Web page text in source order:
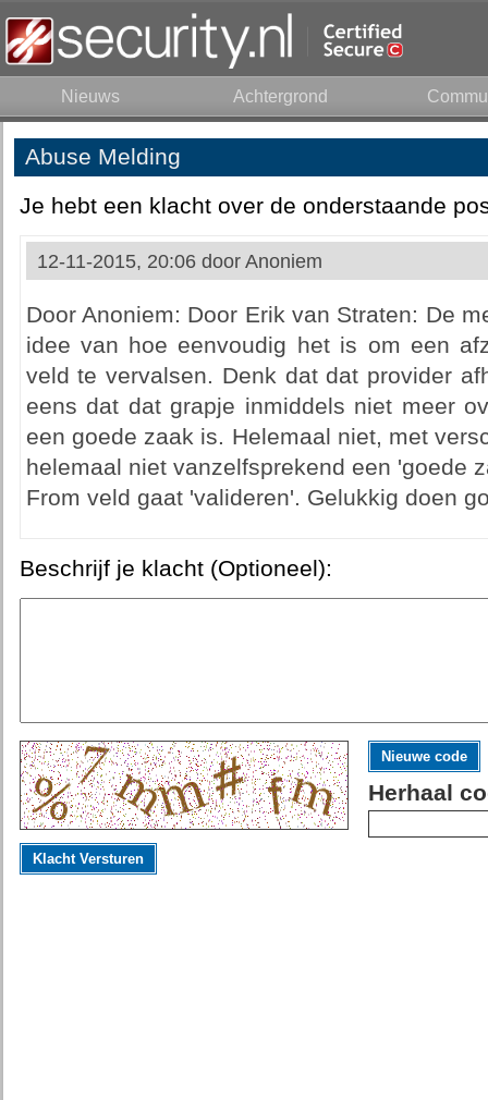
Nieuws Achtergrond
Abuse Melding
Je hebt een klacht over de onderstaande
12-11-2015, 20:06 door Anoniem
Door Anoniem: Door Erik van Straten: De
idee van hoe eenvoudig het is om een
veld te vervalsen. Denk dat dat provider
eens dat dat grapje inmiddels niet meer
een goede zaak is. Helemaal niet, met
helemaal niet vanzelfsprekend een 'goede
From veld gaat 'valideren'. Gelukkig doen
Beschrijf je klacht (Optioneel):
Nieuwe code
Herhaal
Klacht Versturen